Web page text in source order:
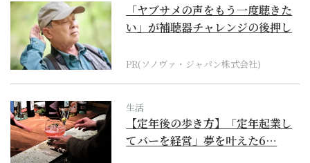
「ヤブサメの声をもう一度聴きた
い」が補聴器チャレンジの後押し
PR(ソノヴァ・ジャパン株式会社)
生活
【定年後の歩き方】「定年起業し
てバーを経営」夢を叶えた6…